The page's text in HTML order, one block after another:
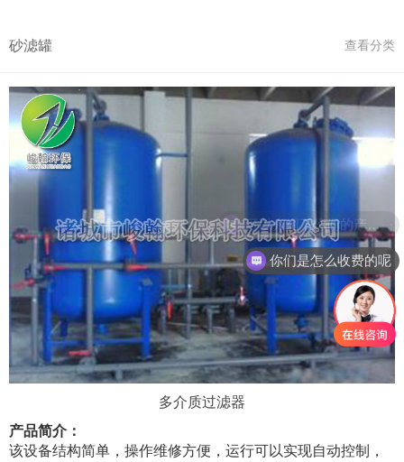
砂滤罐 查看分类
多介质过滤器
产品简介：
该设备结构简单，操作维修方便，运行可以实现自动控制，
你们是怎么收费的呢